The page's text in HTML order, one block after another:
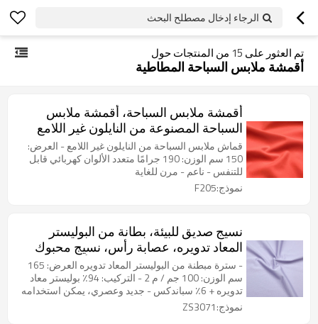
الرجاء إدخال مصطلح البحث
تم العثور على 15 من المنتجات حول
أقمشة ملابس السباحة المطاطية
أقمشة ملابس السباحة، أقمشة ملابس
السباحة المصنوعة من النايلون غير اللامع
والمرن للغاية
قماش ملابس السباحة من النايلون غير اللامع - العرض:
150 سم الوزن: 190 جرامًا متعدد الألوان كهربائي قابل
للتنفس - ناعم - مرن للغاية
نموذج:F205
نسيج صديق للبيئة، بطانة من البوليستر
المعاد تدويره، عصابة رأس، نسيج محبوك
مرن في أربعة اتجاهات، نسيج أحادي الجانب
- سترة مبطنة من البوليستر المعاد تدويره العرض: 165
سم الوزن: 100 جم / م 2 - التركيب: 94٪ بوليستر معاد
تدويره + 6٪ سباندكس - جديد وعصري، يمكن استخدامه
لصنع قماش العرق والملابس الرياضية وملابس اليوغا
والملابس الداخلية
نموذج:ZS3071